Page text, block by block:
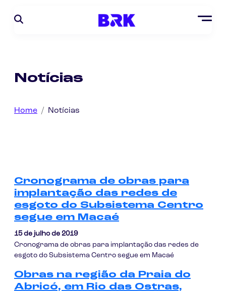
Notícias
Home Notícias
Cronograma de obras para
implantação das redes de
esgoto do Subsistema Centro
segue em Macaé
15 de julho de 2019
Cronograma de obras para implantação das redes de
esgoto do Subsistema Centro segue em Macaé
Obras na região da Praia do
Abricó, em Rio das Ostras,